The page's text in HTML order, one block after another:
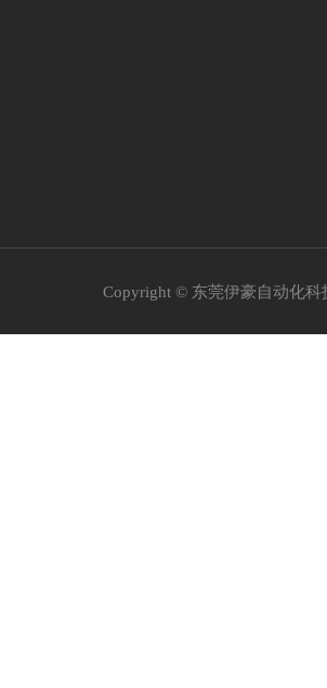
Copyright © 东莞伊豪自动化